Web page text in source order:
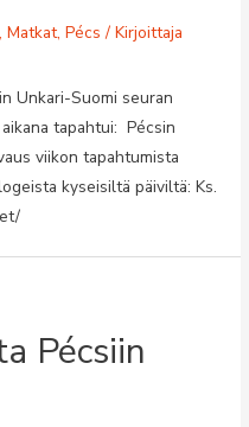
,Matkat,Pécs / Kirjoittaja
Unkari-Suomi seuran
tapahtui: Pécsin
viikon tapahtumista
kyseisiltä päiviltä: Ks.
Pécsiin